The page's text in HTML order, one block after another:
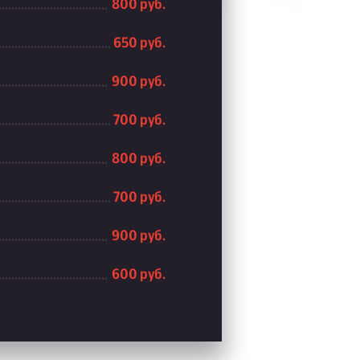
800 руб.
650 руб.
900 руб.
700 руб.
800 руб.
700 руб.
900 руб.
600 руб.